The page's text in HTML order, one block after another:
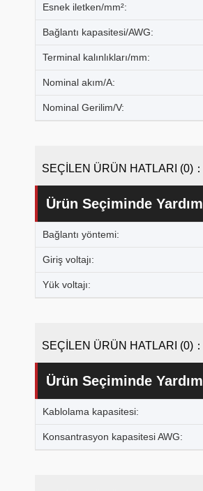
Esnek iletken/mm²:
Bağlantı kapasitesi/AWG:
Terminal kalınlıkları/mm:
Nominal akım/A:
Nominal Gerilim/V:
SEÇİLEN ÜRÜN HATLARI (0)：
Ürün Seçiminde Yardım
Bağlantı yöntemi:
Giriş voltajı:
Yük voltajı:
SEÇİLEN ÜRÜN HATLARI (0)：
Ürün Seçiminde Yardım
Kablolama kapasitesi:
Konsantrasyon kapasitesi AWG: